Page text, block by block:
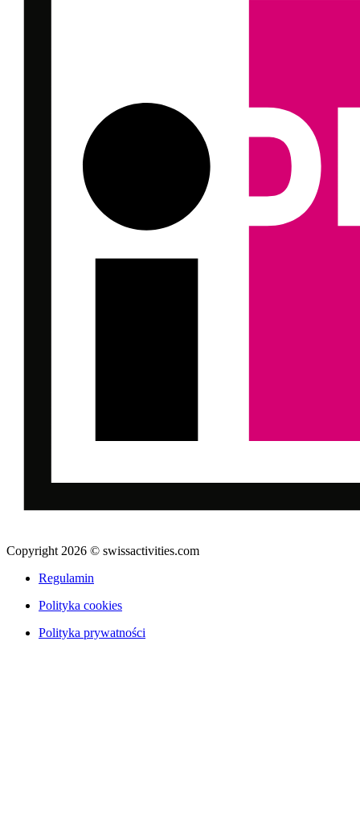
Copyright 2026 © swissactivities.com
Regulamin
Polityka cookies
Polityka prywatności